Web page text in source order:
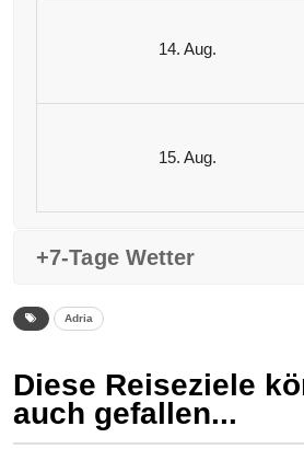
14. Aug.
15. Aug.
+7-Tage Wetter
Adria
Diese Reiseziele
auch gefallen...